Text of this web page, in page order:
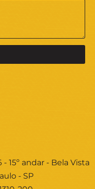
15º andar - Bela Vista
- SP